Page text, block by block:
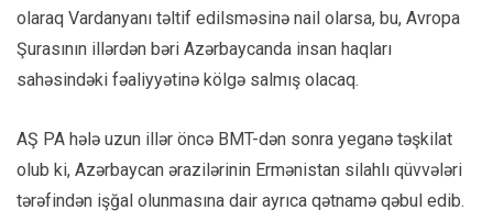
olaraq Vardanyanı təltif edilsməsinə nail olarsa, bu, Avropa
Şurasının illərdən bəri Azərbaycanda insan haqları
sahəsindəki fəaliyyətinə kölgə salmış olacaq.
AŞ PA hələ uzun illər öncə BMT-dən sonra yeganə təşkilat
olub ki, Azərbaycan ərazilərinin Ermənistan silahlı qüvvələri
tərəfindən işğal olunmasına dair ayrıca qətnamə qəbul edib.